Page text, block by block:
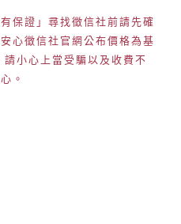
保證」尋找徵信社前請先確
心徵信社官網公布價格為基
小心上當受騙以及收費不
。